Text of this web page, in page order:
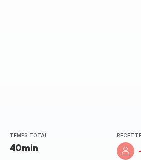
TEMPS TOTAL
40min -